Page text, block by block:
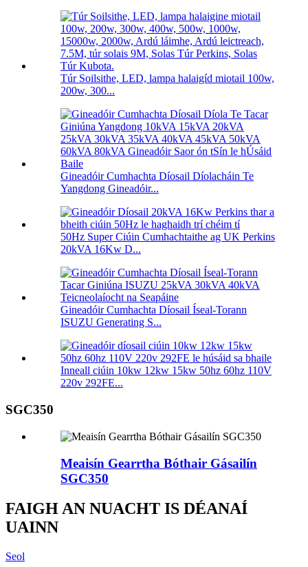
Túr Soilsithe, LED, lampa halaigíd miotail 100w,
200w, 300...
Gineadóir Cumhachta Díosail Díolacháin Te
Yangdong Gineadóir...
50Hz Super Ciúin Cumhachtaithe ag UK Perkins
20kVA 16Kw D...
Gineadóir Cumhachta Díosail Íseal-Torann
ISUZU Generating S...
Inneall ciúin 10kw 12kw 15kw 50hz 60hz 110V
220v 292FE...
SGC350
Meaisín Gearrtha Bóthair Gásailín
SGC350
FAIGH AN NUACHT IS DÉANAÍ
UAINN
Seol